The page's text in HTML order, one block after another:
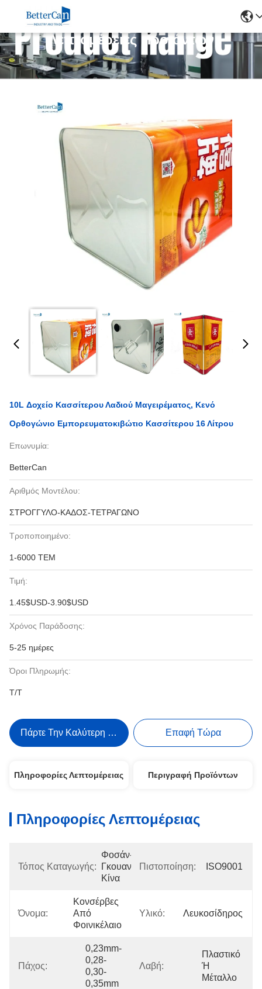
Λεπτομέρειες Προϊόντων
10L Δοχείο Κασσίτερου Λαδιού Μαγειρέματος, Κενό
Ορθογώνιο Εμπορευματοκιβώτιο Κασσίτερου 16 Λίτρου
Επωνυμία:
BetterCan
Αριθμός Μοντέλου:
ΣΤΡΟΓΓΥΛΟ-ΚΑΔΟΣ-ΤΕΤΡΑΓΩΝΟ
Τροποποιημένο:
1-6000 ΤΕΜ
Τιμή:
1.45$USD-3.90$USD
Χρόνος Παράδοσης:
5-25 ημέρες
Όροι Πληρωμής:
Τ/Τ
Πάρτε Την Καλύτερη Τιμή Επαφή Τώρα
Πληροφορίες Λεπτομέρειας Περιγραφή Προϊόντων
Πληροφορίες Λεπτομέρειας
Τόπος Καταγωγής:
Φοσάν-
Γκουανγκντόνγκ-
Κίνα
Πιστοποίηση: ISO9001
Όνομα:
Κονσέρβες
Από
Φοινικέλαιο
Υλικό: Λευκοσίδηρος
Πάχος:
0,23mm-
0,28-
0,30-
0,35mm
Λαβή:
Πλαστικό
Ή
Μέταλλο